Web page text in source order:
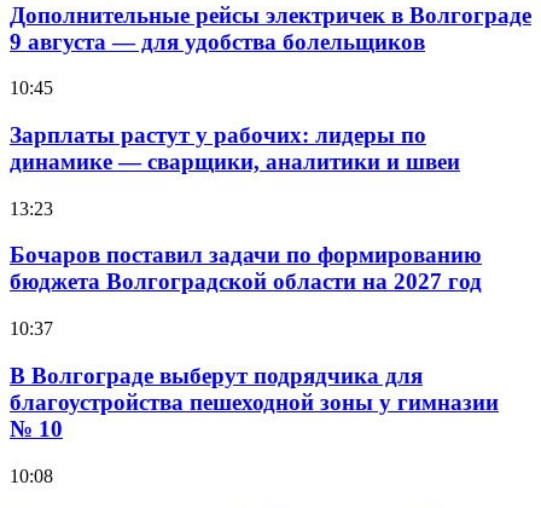
Дополнительные рейсы электричек в Волгограде
9 августа — для удобства болельщиков
10:45
Зарплаты растут у рабочих: лидеры по
динамике — сварщики, аналитики и швеи
13:23
Бочаров поставил задачи по формированию
бюджета Волгоградской области на 2027 год
10:37
В Волгограде выберут подрядчика для
благоустройства пешеходной зоны у гимназии
№ 10
10:08